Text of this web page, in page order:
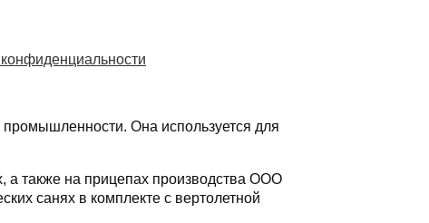
Она используется для
а также на прицепах производства ООО
санях в комплекте с вертолетной